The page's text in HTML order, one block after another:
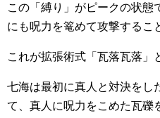
この「縛り」がピークの状態
にも呪力を篭めて攻撃するこ
これが拡張術式「瓦落瓦落」
七海は最初に真人と対決をし
て、真人に呪力をこめた瓦礫